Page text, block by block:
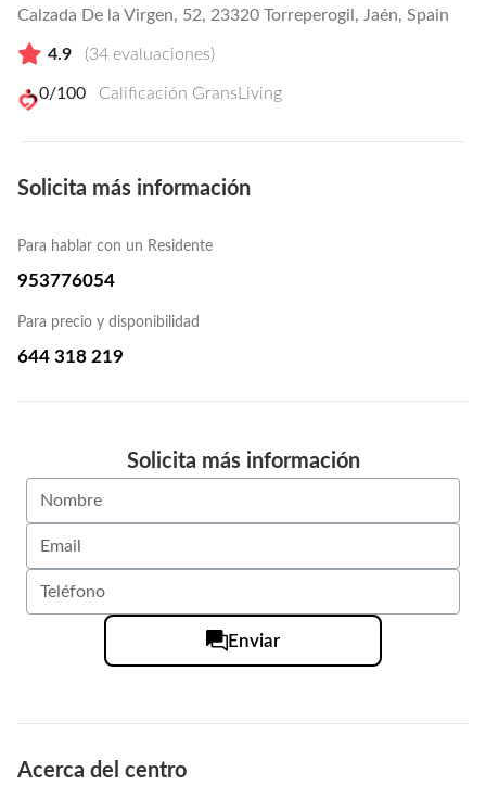
Calzada De la Virgen, 52, 23320 Torreperogil, Jaén, Spain
4.9 (34 evaluaciones)
0/100 Calificación GransLiving
Solicita más información
Para hablar con un Residente
953776054
Para precio y disponibilidad
644 318 219
Solicita más información
Enviar
Acerca del centro